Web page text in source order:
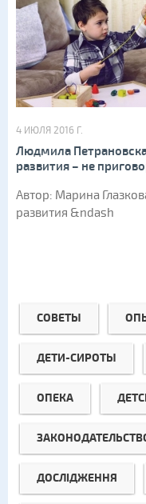
4 ИЮЛЯ 2016 Г.
Людмила
развития – не
Автор: Марина
развития &ndash
СОВЕТЫ
ДЕТИ-СИРОТЫ
ОПЕКА
ДОСЛІДЖЕННЯ